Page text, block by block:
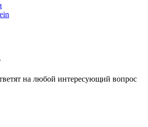
на любой интересующий вопрос